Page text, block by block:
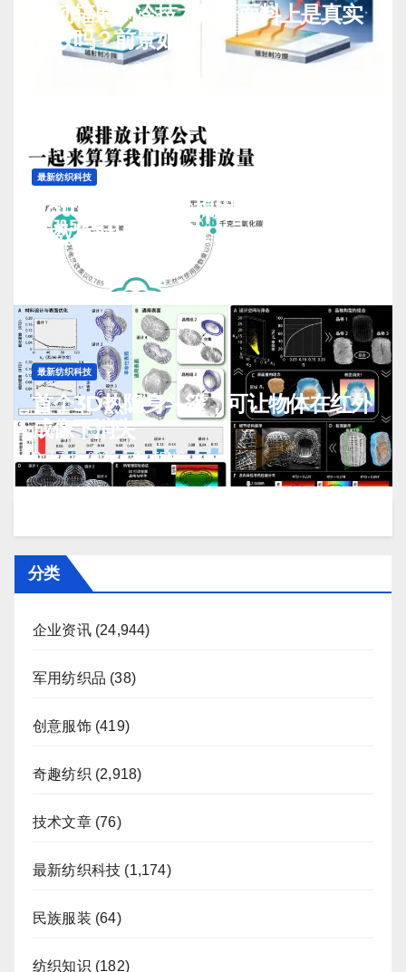
被动辐射制冷技术用于面料上是真实
有效吗？前景如何？
J 8 月, 2026
最新纺织科技
Cotton-Sim仿生棉用水排污及碳排
放数据对比与测算
J 7 月, 2026
最新纺织科技
首个3D热隐身斗篷，可让物体在红外
成像下消失
J 7 月, 2026 TENG
分类
企业资讯(24,944)
军用纺织品 (38)
创意服饰(419)
奇趣纺织 (2,918)
技术文章(76)
最新纺织科技 (1,174)
民族服装 (64)
纺织知识 (182)